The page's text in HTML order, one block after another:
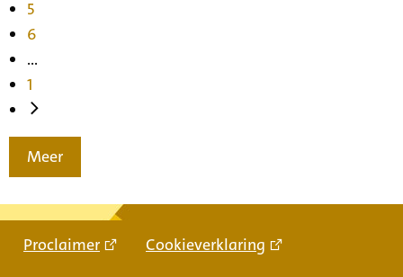
5
6
...
1
Meer
Proclaimer Cookieverklaring